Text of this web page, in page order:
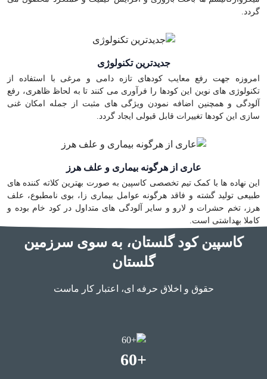
گردد.
جدیدترین تکنولوژی
امروزه جهت رفع معایب کودهای تازه دامی و مرغی با استفاده از
تکنولوژی های نوین این کودها را فرآوری می کنند تا به لحاظ ظاهری، رفع
آلودگی و همچنین اضافه نمودن ویژگی های مثبت از جمله امکان غنی
سازی این کودها تغییرات قابل قبولی ایجاد گردد.
عاری از هرگونه بیماری و علف هرز
این نهاده ها با کمک تیم تخصصی کاسپین به صورت بهترین کلاته کننده های
طبیعی تولید گشته و فاقد هرگونه عوامل بیماری زا، بوی نامطبوع، علف
هرز، تخم حشرات و لارو و سایر آلودگی های متداول در کود خام بوده و
کاملا بهداشتی است.
کاسپین کود گلستان، به سوی سرزمین
گلستان
حقوق و اخلاق حرفه ای، اعتبار کار ماست
+60